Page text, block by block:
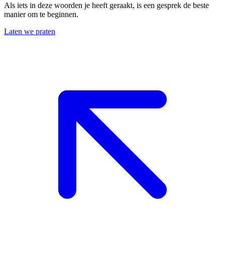
Als iets in deze woorden je heeft geraakt, is een gesprek de beste
manier om te beginnen.
Laten we praten